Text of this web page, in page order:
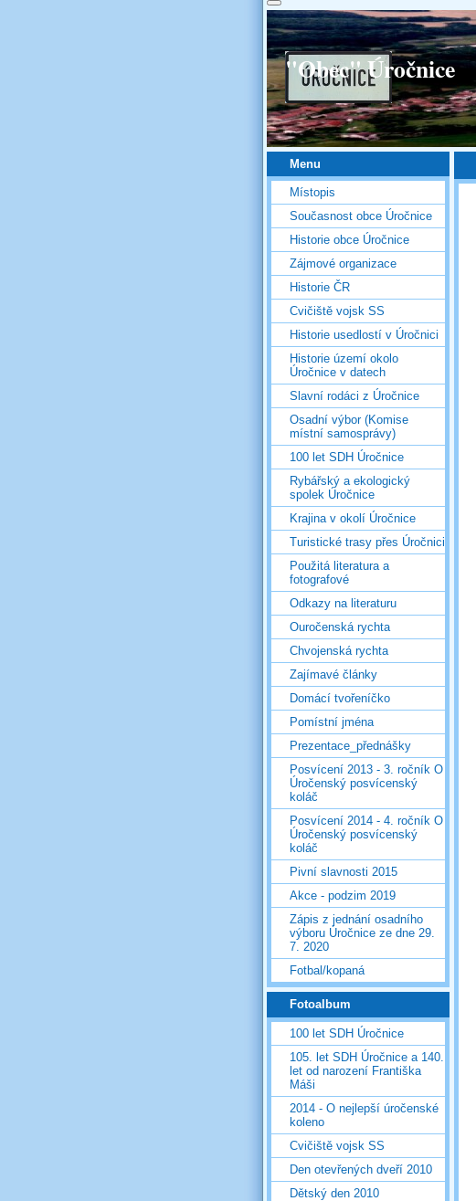
"Obec" Úročnice
Menu
Místopis
Současnost obce Úročnice
Historie obce Úročnice
Zájmové organizace
Historie ČR
Cvičiště vojsk SS
Historie usedlostí v Úročnici
Historie území okolo
Úročnice v datech
Slavní rodáci z Úročnice
Osadní výbor (Komise
místní samosprávy)
100 let SDH Úročnice
Rybářský a ekologický
spolek Úročnice
Krajina v okolí Úročnice
Turistické trasy přes Úročnici
Použitá literatura a
fotografové
Odkazy na literaturu
Ouročenská rychta
Chvojenská rychta
Zajímavé články
Domácí tvořeníčko
Pomístní jména
Prezentace_přednášky
Posvícení 2013 - 3. ročník O
Úročenský posvícenský
koláč
Posvícení 2014 - 4. ročník O
Úročenský posvícenský
koláč
Pivní slavnosti 2015
Akce - podzim 2019
Zápis z jednání osadního
výboru Úročnice ze dne 29.
7. 2020
Fotbal/kopaná
Fotoalbum
100 let SDH Úročnice
105. let SDH Úročnice a 140.
let od narození Františka
Máši
2014 - O nejlepší úročenské
koleno
Cvičiště vojsk SS
Den otevřených dveří 2010
Dětský den 2010